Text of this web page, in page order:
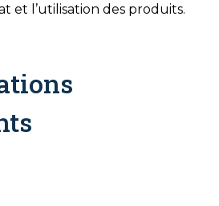
et l’utilisation des produits.